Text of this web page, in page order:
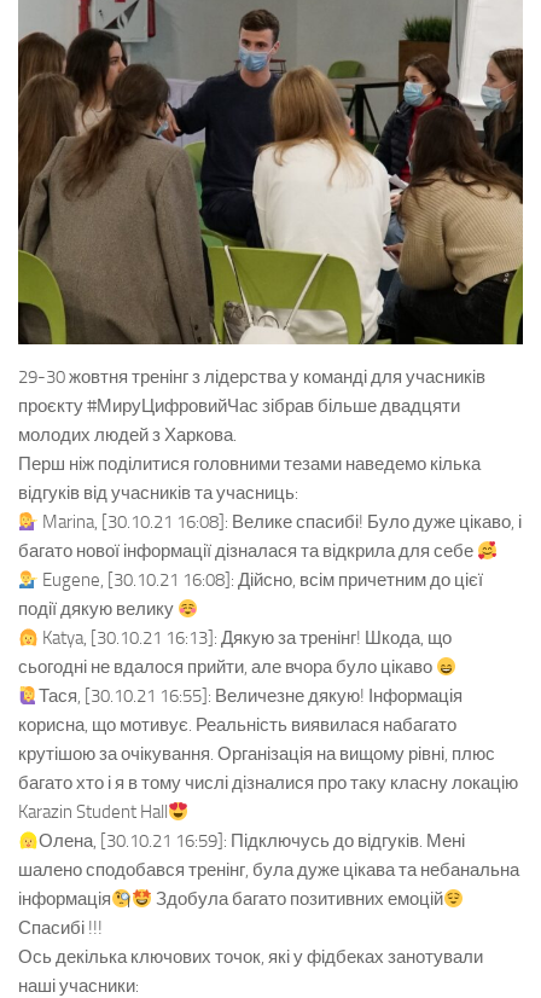
29-30 жовтня тренінг з лідерства у команді для учасників
проєкту #МируЦифровийЧас зібрав більше двадцяти
молодих людей з Харкова.
Перш ніж поділитися головними тезами наведемо кілька
відгуків від учасників та учасниць:
Marina, [30.10.21 16:08]: Велике спасибі! Було дуже цікаво, і
багато нової інформації дізналася та відкрила для себе
Eugene, [30.10.21 16:08]: Дійсно, всім причетним до цієї
події дякую велику
Katya, [30.10.21 16:13]: Дякую за тренінг! Шкода, що
сьогодні не вдалося прийти, але вчора було цікаво
Тася, [30.10.21 16:55]: Величезне дякую! Інформація
корисна, що мотивує. Реальність виявилася набагато
крутішою за очікування. Організація на вищому рівні, плюс
багато хто і я в тому числі дізналися про таку класну локацію
Karazin Student Hall
Олена, [30.10.21 16:59]: Підключусь до відгуків. Мені
шалено сподобався тренінг, була дуже цікава та небанальна
інформація
Здобула багато позитивних емоцій
Спасибі !!!
Ось декілька ключових точок, які у фідбеках занотували
наші учасники: